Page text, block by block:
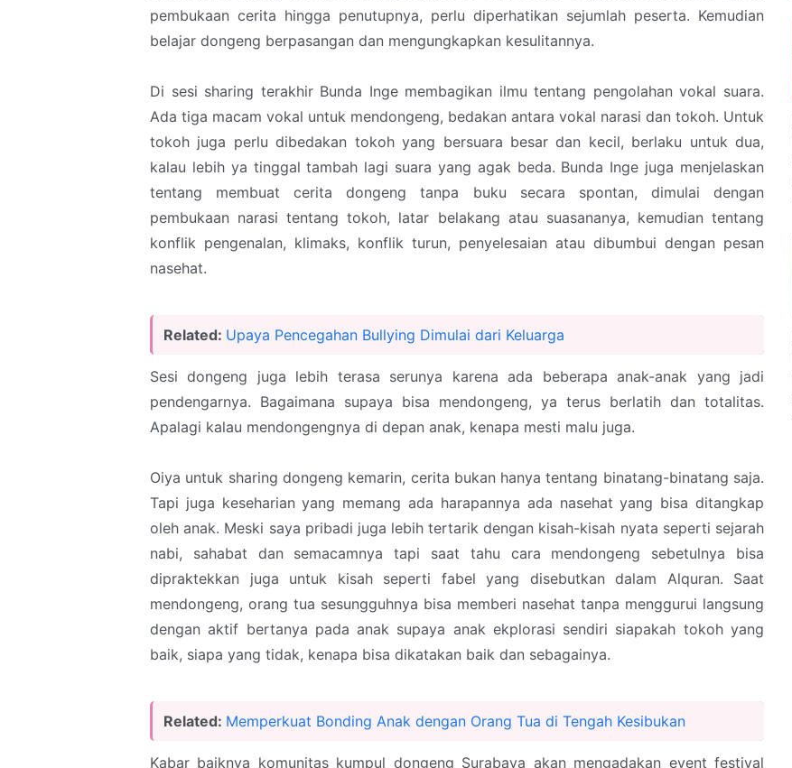
pembukaan cerita hingga penutupnya, perlu diperhatikan sejumlah peserta. Kemudian
belajar dongeng berpasangan dan mengungkapkan kesulitannya.
Di sesi sharing terakhir Bunda Inge membagikan ilmu tentang pengolahan vokal suara.
Ada tiga macam vokal untuk mendongeng, bedakan antara vokal narasi dan tokoh. Untuk
tokoh juga perlu dibedakan tokoh yang bersuara besar dan kecil, berlaku untuk dua,
kalau lebih ya tinggal tambah lagi suara yang agak beda. Bunda Inge juga menjelaskan
tentang membuat cerita dongeng tanpa buku secara spontan, dimulai dengan
pembukaan narasi tentang tokoh, latar belakang atau suasananya, kemudian tentang
konflik pengenalan, klimaks, konflik turun, penyelesaian atau dibumbui dengan pesan
nasehat.
Related: Upaya Pencegahan Bullying Dimulai dari Keluarga
Sesi dongeng juga lebih terasa serunya karena ada beberapa anak-anak yang jadi
pendengarnya. Bagaimana supaya bisa mendongeng, ya terus berlatih dan totalitas.
Apalagi kalau mendongengnya di depan anak, kenapa mesti malu juga.
Oiya untuk sharing dongeng kemarin, cerita bukan hanya tentang binatang-binatang saja.
Tapi juga keseharian yang memang ada harapannya ada nasehat yang bisa ditangkap
oleh anak. Meski saya pribadi juga lebih tertarik dengan kisah-kisah nyata seperti sejarah
nabi, sahabat dan semacamnya tapi saat tahu cara mendongeng sebetulnya bisa
dipraktekkan juga untuk kisah seperti fabel yang disebutkan dalam Alquran. Saat
mendongeng, orang tua sesungguhnya bisa memberi nasehat tanpa menggurui langsung
dengan aktif bertanya pada anak supaya anak ekplorasi sendiri siapakah tokoh yang
baik, siapa yang tidak, kenapa bisa dikatakan baik dan sebagainya.
Related: Memperkuat Bonding Anak dengan Orang Tua di Tengah Kesibukan
Kabar baiknya komunitas kumpul dongeng Surabaya akan mengadakan event festival